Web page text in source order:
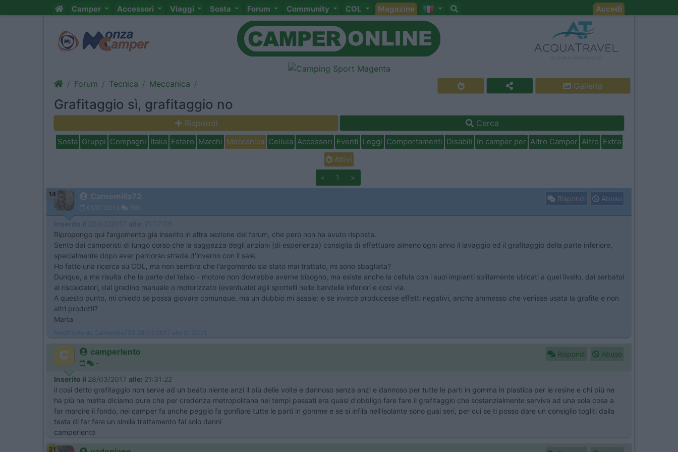
Camper Accessori Viaggi Sosta Forum Community COL Magazine Accedi
Forum Tecnica Meccanica Galleria
Grafitaggio sì, grafitaggio no
Rispondi Cerca
Sosta Gruppi Compagni Italia Estero Marchi Meccanica Cellula Accessori Eventi Leggi Comportamenti Disabili In camper per Altro Camper Altro Extra
Attivi
< 1 >
14 Camomilla72
01/07/2012 366
Rispondi Abuso
Inserito il 28/03/2017 alle: 21:17:06
Ripropongo qui l'argomento già inserito in altra sezione del forum, che però non ha avuto risposta.
Sento dai camperisti di lungo corso che la saggezza degli anziani (di esperienza) consiglia di effettuare almeno ogni anno il lavaggio ed il grafitaggio della parte inferiore,
specialmente dopo aver percorso strade d'inverno con il sale.
Ho fatto una ricerca su COL, ma non sembra che l'argomento sia stato mai trattato, mi sono sbagliata?
Dunque, a me risulta che la parte del telaio - motore non dovrebbe averne bisogno, ma esiste anche la cellula con i suoi impianti solitamente ubicati a quel livello, dai serbatoi
ai riscaldatori, dal gradino manuale o motorizzato (eventuale) agli sportelli nelle bandelle inferiori e così via.
A questo punto, mi chiedo se possa giovare comunque, ma un dubbio mi assale: e se invece producesse effetti negativi, anche ammesso che venisse usata la grafite e non
altri prodotti?
Marta
Modificato da Camomilla72 il 28/03/2017 alle 21:22:21
camperlento
-
Rispondi Abuso
Inserito il 28/03/2017 alle: 21:31:22
il cosi detto grafitaggio non serve ad un beato niente anzi il più delle volte e dannoso senza anzi e dannoso per tutte le parti in gomma in plastica per le resine e chi più ne
ha più ne metta diciamo pure che per credenza metropolitana nei tempi passati era quasi d'obbligo fare fare il grafitaggio che sostanzialmente serviva ad una sola cosa a
far marcire il fondo, nei camper fa anche peggio fa gonfiare tutte le parti in gomme e se si infila nell'isolante sono guai seri, per cui se ti posso dare un consiglio togliti dalla
testa di far fare un simile trattamento fai solo danni
camperlento
21